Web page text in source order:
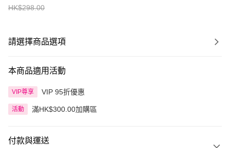
HK$298.00
請選擇商品選項
本商品適用活動
VIP尊享 VIP 95折優惠
活動 滿HK$300.00加購區
付款與運送